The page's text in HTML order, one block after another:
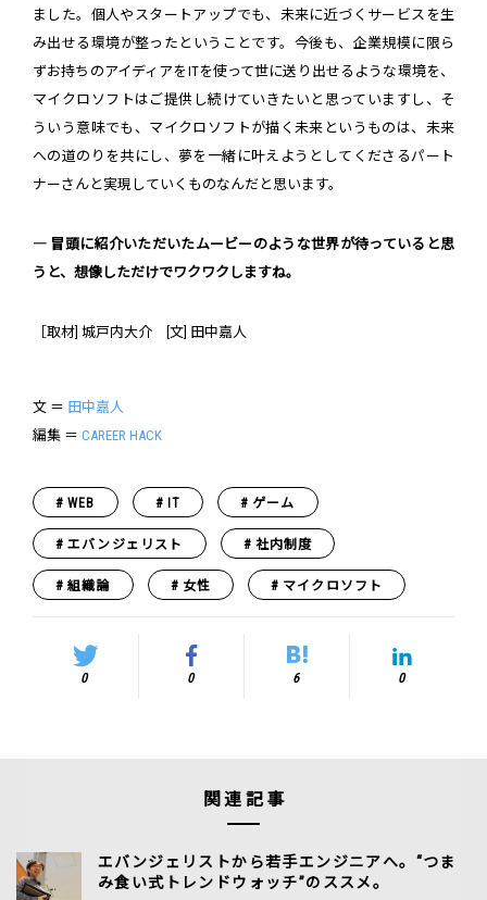
ました。個人やスタートアップでも、未来に近づくサービスを生
み出せる環境が整ったということです。今後も、企業規模に限ら
ずお持ちのアイディアをITを使って世に送り出せるような環境を、
マイクロソフトはご提供し続けていきたいと思っていますし、そ
ういう意味でも、マイクロソフトが描く未来というものは、未来
への道のりを共にし、夢を一緒に叶えようとしてくださるパート
ナーさんと実現していくものなんだと思います。
― 冒頭に紹介いただいたムービーのような世界が待っていると思
うと、想像しただけでワクワクしますね。
［取材] 城戸内大介 [文] 田中嘉人
文 ＝ 田中嘉人
編集 ＝ CAREER HACK
WEB IT ゲーム
エバンジェリスト 社内制度
組織論 女性 マイクロソフト
0 0 6 0
関連記事
エバンジェリストから若手エンジニアへ。“つま
み食い式トレンドウォッチ”のススメ。